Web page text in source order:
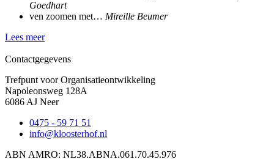
Goedhart
ven zoomen met… Mireille Beumer
Lees meer
Contactgegevens
Trefpunt voor Organisatieontwikkeling
Napoleonsweg 128A
6086 AJ Neer
0475 - 59 71 51
info@kloosterhof.nl
ABN AMRO: NL38.ABNA.061.70.45.976